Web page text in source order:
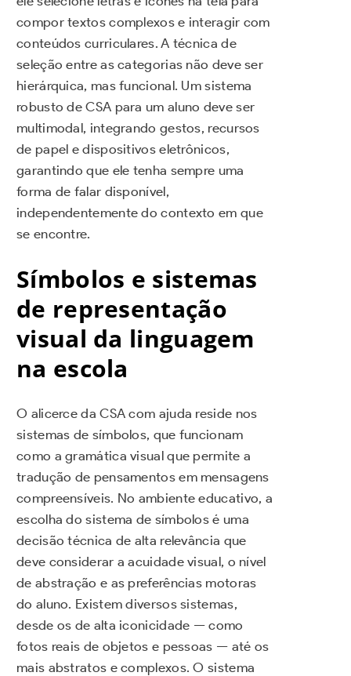
compor textos complexos e interagir com
conteúdos curriculares. A técnica de
seleção entre as categorias não deve ser
hierárquica, mas funcional. Um sistema
robusto de CSA para um aluno deve ser
multimodal, integrando gestos, recursos
de papel e dispositivos eletrônicos,
garantindo que ele tenha sempre uma
forma de falar disponível,
independentemente do contexto em que
se encontre.
Símbolos e sistemas
de representação
visual da linguagem
na escola
O alicerce da CSA com ajuda reside nos
sistemas de símbolos, que funcionam
como a gramática visual que permite a
tradução de pensamentos em mensagens
compreensíveis. No ambiente educativo, a
escolha do sistema de símbolos é uma
decisão técnica de alta relevância que
deve considerar a acuidade visual, o nível
de abstração e as preferências motoras
do aluno. Existem diversos sistemas,
desde os de alta iconicidade — como
fotos reais de objetos e pessoas — até os
mais abstratos e complexos. O sistema